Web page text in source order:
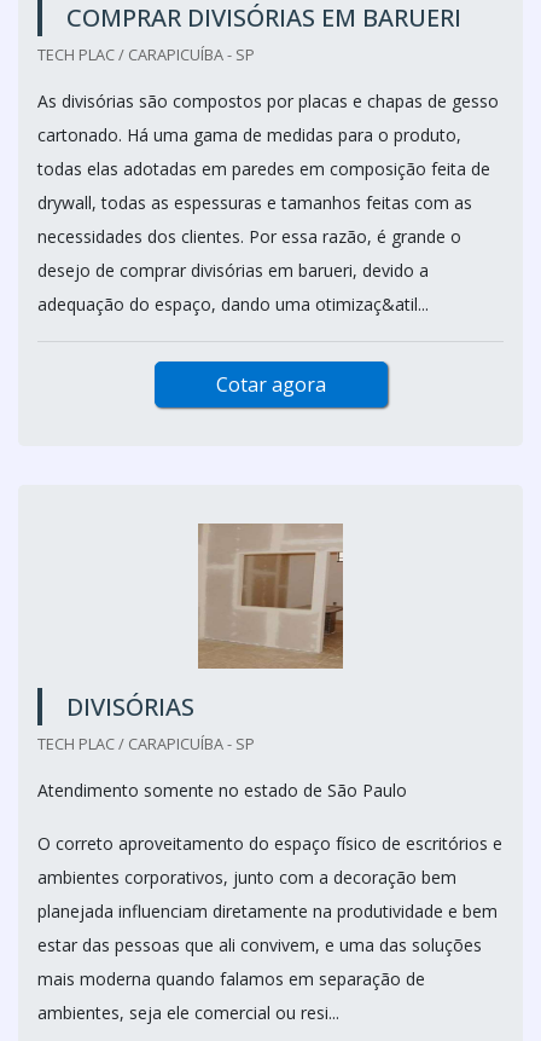
COMPRAR DIVISÓRIAS EM BARUERI
TECH PLAC / CARAPICUÍBA - SP
As divisórias são compostos por placas e chapas de gesso
cartonado. Há uma gama de medidas para o produto,
todas elas adotadas em paredes em composição feita de
drywall, todas as espessuras e tamanhos feitas com as
necessidades dos clientes. Por essa razão, é grande o
desejo de comprar divisórias em barueri, devido a
adequação do espaço, dando uma otimizaç&atil...
Cotar agora
DIVISÓRIAS
TECH PLAC / CARAPICUÍBA - SP
Atendimento somente no estado de São Paulo
O correto aproveitamento do espaço físico de escritórios e
ambientes corporativos, junto com a decoração bem
planejada influenciam diretamente na produtividade e bem
estar das pessoas que ali convivem, e uma das soluções
mais moderna quando falamos em separação de
ambientes, seja ele comercial ou resi...